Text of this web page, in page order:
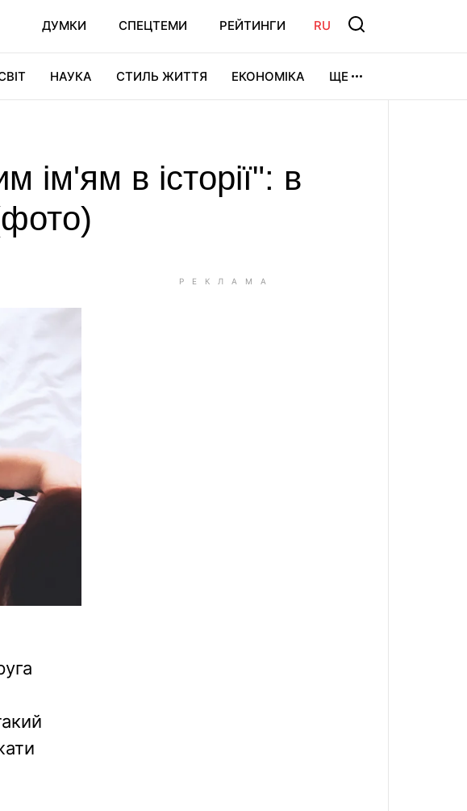
ДУМКИ СПЕЦТЕМИ РЕЙТИНГИ RU
НАУКА СТИЛЬ ЖИТТЯ ЕКОНОМІКА ЩЕ
ім'ям в історії": в